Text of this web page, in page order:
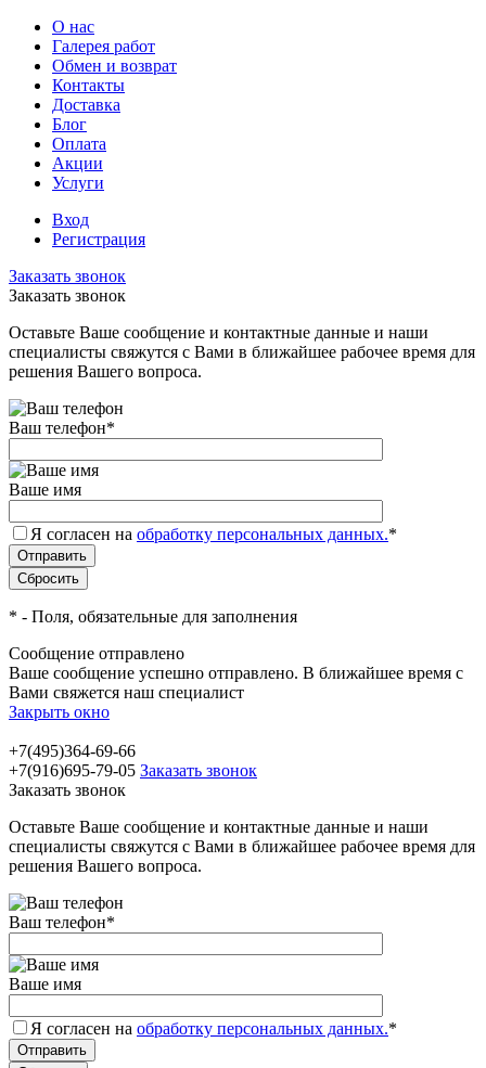
О нас
Галерея работ
Обмен и возврат
Контакты
Доставка
Блог
Оплата
Акции
Услуги
Вход
Регистрация
Заказать звонок
Заказать звонок
Оставьте Ваше сообщение и контактные данные и наши
специалисты свяжутся с Вами в ближайшее рабочее время для
решения Вашего вопроса.
Ваш телефон*
Ваше имя
Я согласен на обработку персональных данных.*
* - Поля, обязательные для заполнения
Сообщение отправлено
Ваше сообщение успешно отправлено. В ближайшее время с
Вами свяжется наш специалист
Закрыть окно
+7(495)364-69-66
+7(916)695-79-05 Заказать звонок
Заказать звонок
Оставьте Ваше сообщение и контактные данные и наши
специалисты свяжутся с Вами в ближайшее рабочее время для
решения Вашего вопроса.
Ваш телефон*
Ваше имя
Я согласен на обработку персональных данных.*